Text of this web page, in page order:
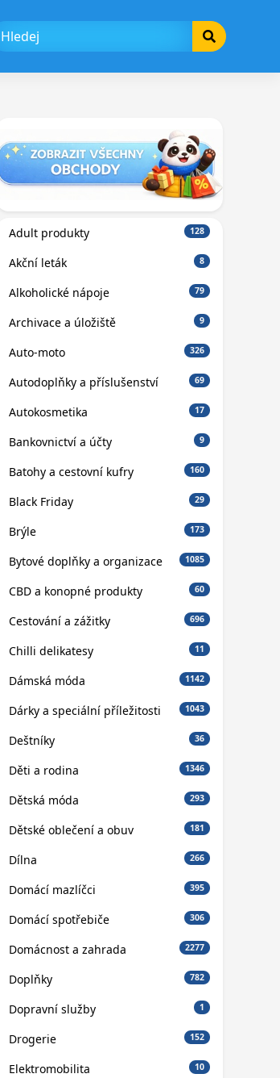
Adult produkty 128
Akční leták 8
Alkoholické nápoje 79
Archivace a úložiště 9
Auto-moto 326
Autodoplňky a příslušenství 69
Autokosmetika 17
Bankovnictví a účty 9
Batohy a cestovní kufry 160
Black Friday 29
Brýle 173
Bytové doplňky a organizace 1085
CBD a konopné produkty 60
Cestování a zážitky 696
Chilli delikatesy 11
Dámská móda 1142
Dárky a speciální příležitosti 1043
Deštníky 36
Děti a rodina 1346
Dětská móda 293
Dětské oblečení a obuv 181
Dílna 266
Domácí mazlíčci 395
Domácí spotřebiče 306
Domácnost a zahrada 2277
Doplňky 782
Dopravní služby 1
Drogerie 152
Elektromobilita 10